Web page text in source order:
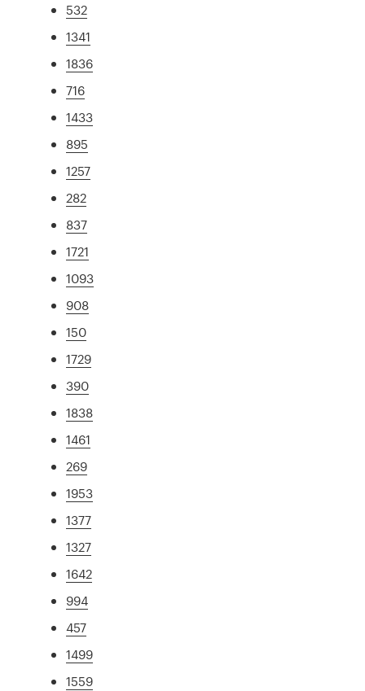
532
1341
1836
716
1433
895
1257
282
837
1721
1093
908
150
1729
390
1838
1461
269
1953
1377
1327
1642
994
457
1499
1559